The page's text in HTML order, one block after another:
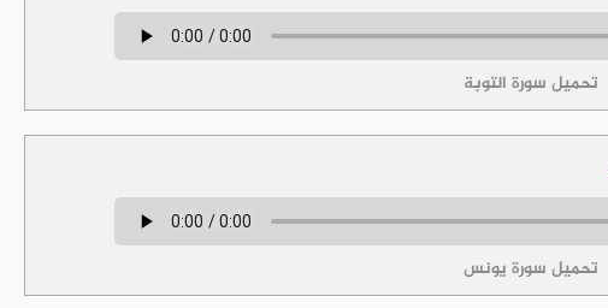
تحميل سورة التوبة
تحميل سورة يونس